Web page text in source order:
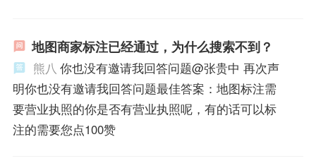
地图商家标注已经通过，为什么搜索不到？
熊八 你也没有邀请我回答问题@张贵中 再次声
明你也没有邀请我回答问题最佳答案：地图标注需
要营业执照的你是否有营业执照呢，有的话可以标
注的需要您点100赞